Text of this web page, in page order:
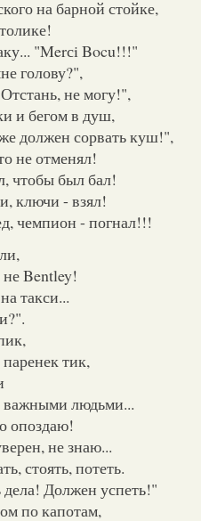
на барной стойке,
"Merсi Bocu!!!"
голову?",
не могу!",
и бегом в душ,
должен сорвать куш!",
не отменял!
чтобы был бал!
ключи - взял!
чемпион - погнал!!!
не Bentley!
такси...
тик,
важными людьми...
опоздаю!
не знаю...
стоять, потеть.
Должен успеть!"
по капотам,